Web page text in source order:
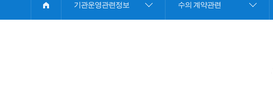
기관운영관련정보 수의 계약관련